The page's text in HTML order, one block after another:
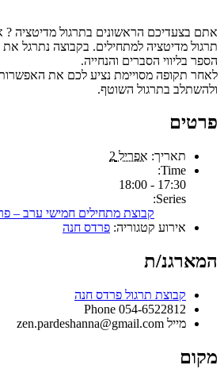
אתם בצעדיכם הראשונים בתרגול מדיטציה ?
תרגול מדיטציה למתחילים. בקבוצה נתרגל
הספר בליווי הסברים והנחייה.
לאחר תקופה מסויימת נציע לכם את
ולהשתלב בתרגול השוטף.
פרטים
תאריך: אפריל 2
Time:
17:30 - 18:00
Series:
קבוצת מתחילים חמישי ערב –
אירוע קטגוריה: פרדס חנה
המארגנ/ת
קבוצת תרגול פרדס חנה
Phone 054-6522812
מייל zen.pardeshanna@gmail.com
מקום